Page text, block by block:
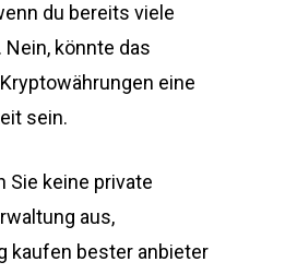
du bereits viele
könnte das
eine
sein.
Sie keine private
aus,
kaufen bester anbieter